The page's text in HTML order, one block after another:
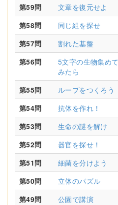
第59問
文章を復元せよ
第58問
同じ組を探せ
第57問
割れた基盤
第56問
5文字の生物集めて
みたら
第55問 ループをつくろう
第54問
抗体を作れ！
第53問
生命の謎を解け
第52問
器官を探せ！
第51問
細菌を分けよう
第50問
立体のパズル
第49問
公園で講演